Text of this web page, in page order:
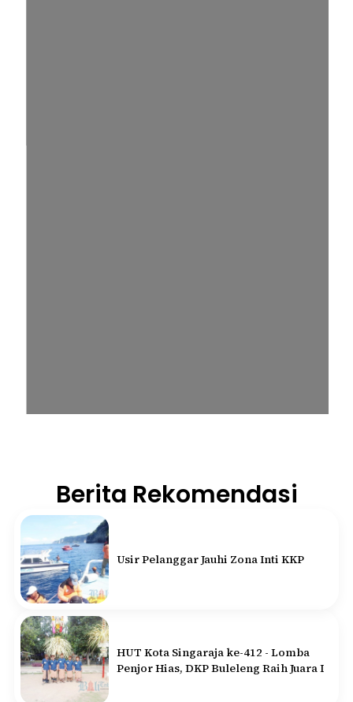
Berita Rekomendasi
Usir Pelanggar Jauhi Zona Inti KKP
HUT Kota Singaraja ke-412 - Lomba
Penjor Hias, DKP Buleleng Raih Juara I